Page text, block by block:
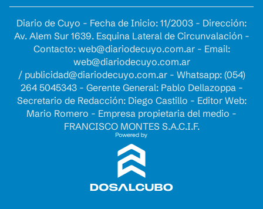
Diario de Cuyo - Fecha de Inicio: 11/2003 - Dirección:
Av. Alem Sur 1639. Esquina Lateral de Circunvalación -
Contacto: web@diariodecuyo.com.ar- Email:
web@diariodecuyo.com.ar
/ publicidad@diariodecuyo.com.ar- Whatsapp: (054)
264 5045343 - Gerente General: Pablo Dellazoppa -
Secretario de Redacción: Diego Castillo - Editor Web:
Mario Romero - Empresa propietaria del medio -
FRANCISCO MONTES S.A.C.I.F.